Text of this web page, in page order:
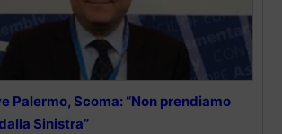
Palermo, Scoma: “Non prendiamo
Sinistra”